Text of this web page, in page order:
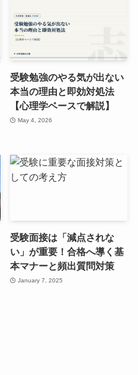
受験勉強のやる気が出ない
本当の理由と即効対処法
【心理学ベースで解説】
May 4, 2026
受験面接は「減点されな
い」が重要！合格へ導く基
本マナーと頻出質問対策
January 7, 2025